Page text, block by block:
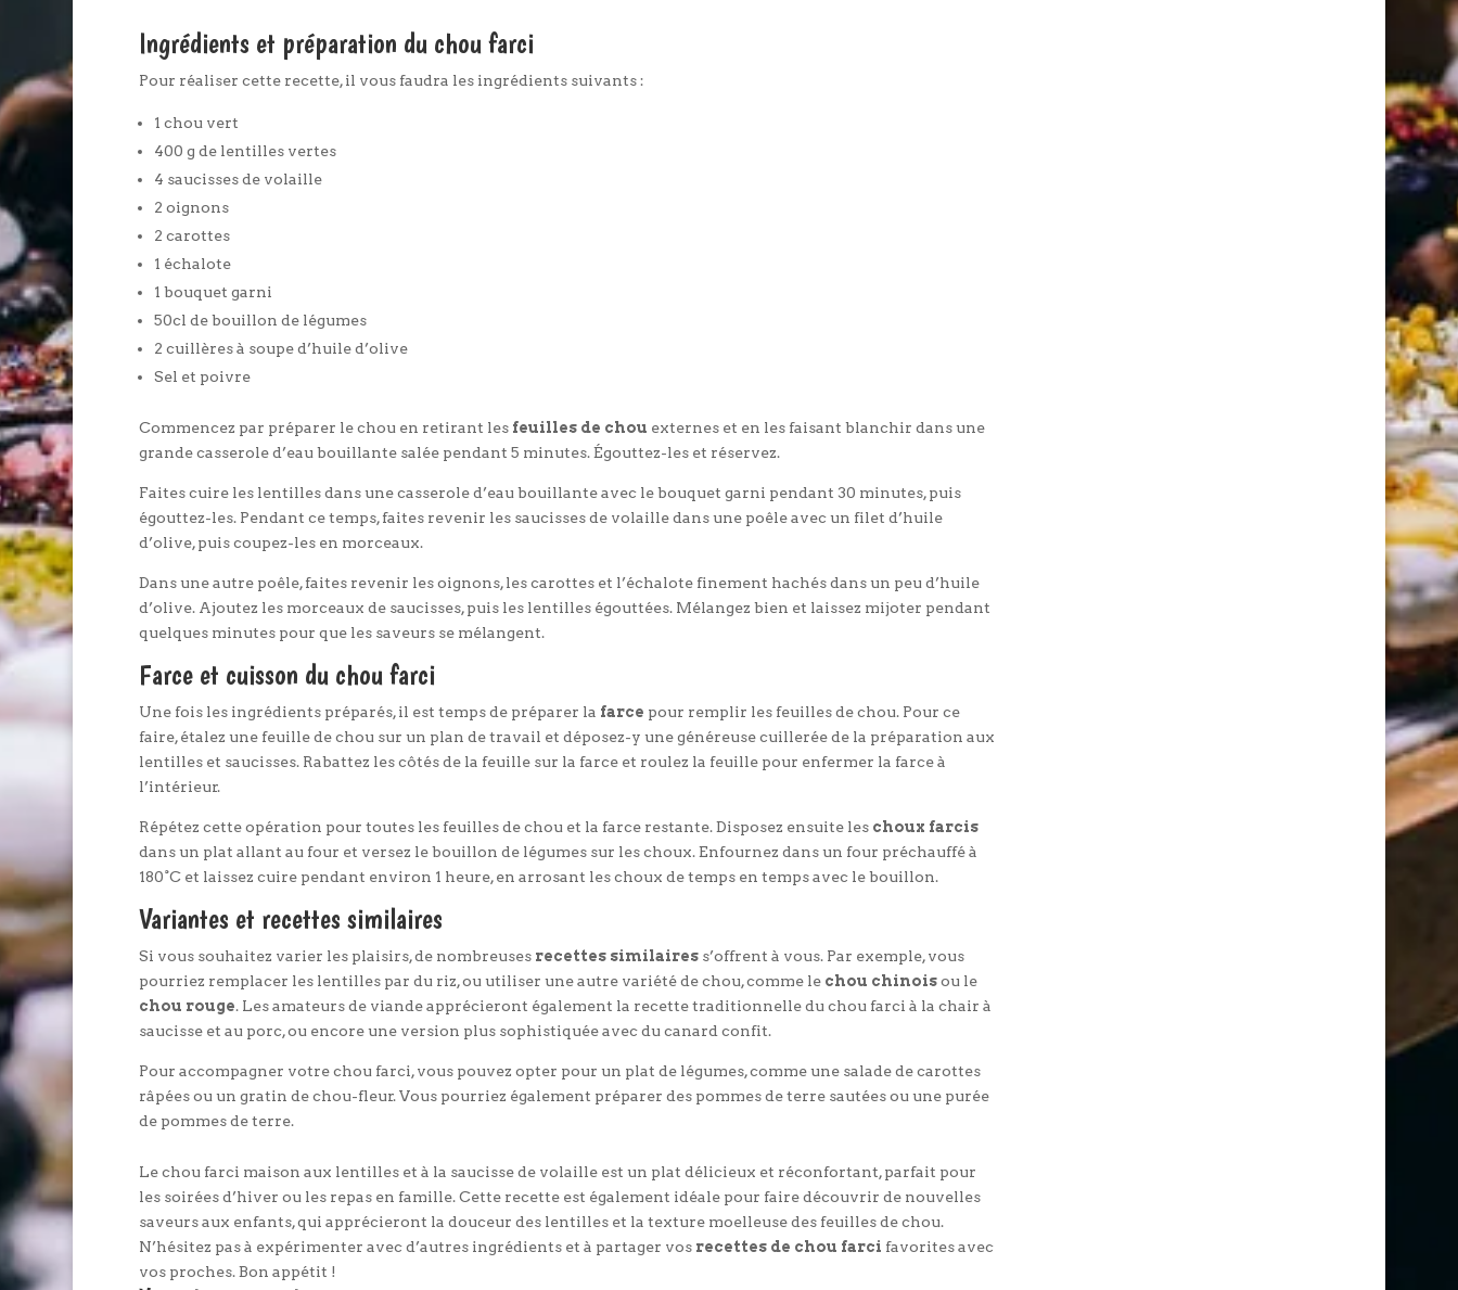
Ingrédients et préparation du chou farci
Pour réaliser cette recette, il vous faudra les ingrédients suivants :
1 chou vert
400 g de lentilles vertes
4 saucisses de volaille
2 oignons
2 carottes
1 échalote
1 bouquet garni
50cl de bouillon de légumes
2 cuillères à soupe d’huile d’olive
Sel et poivre
Commencez par préparer le chou en retirant les feuilles de chou externes et en les faisant blanchir dans une
grande casserole d’eau bouillante salée pendant 5 minutes. Égouttez-les et réservez.
Faites cuire les lentilles dans une casserole d’eau bouillante avec le bouquet garni pendant 30 minutes, puis
égouttez-les. Pendant ce temps, faites revenir les saucisses de volaille dans une poêle avec un filet d’huile
d’olive, puis coupez-les en morceaux.
Dans une autre poêle, faites revenir les oignons, les carottes et l’échalote finement hachés dans un peu d’huile
d’olive. Ajoutez les morceaux de saucisses, puis les lentilles égouttées. Mélangez bien et laissez mijoter pendant
quelques minutes pour que les saveurs se mélangent.
Farce et cuisson du chou farci
Une fois les ingrédients préparés, il est temps de préparer la farce pour remplir les feuilles de chou. Pour ce
faire, étalez une feuille de chou sur un plan de travail et déposez-y une généreuse cuillerée de la préparation aux
lentilles et saucisses. Rabattez les côtés de la feuille sur la farce et roulez la feuille pour enfermer la farce à
l’intérieur.
Répétez cette opération pour toutes les feuilles de chou et la farce restante. Disposez ensuite les choux farcis
dans un plat allant au four et versez le bouillon de légumes sur les choux. Enfournez dans un four préchauffé à
180°C et laissez cuire pendant environ 1 heure, en arrosant les choux de temps en temps avec le bouillon.
Variantes et recettes similaires
Si vous souhaitez varier les plaisirs, de nombreuses recettes similairess’offrent à vous. Par exemple, vous
pourriez remplacer les lentilles par du riz, ou utiliser une autre variété de chou, comme le chou chinoisou le
chou rouge. Les amateurs de viande apprécieront également la recette traditionnelle du chou farci à la chair à
saucisse et au porc, ou encore une version plus sophistiquée avec du canard confit.
Pour accompagner votre chou farci, vous pouvez opter pour un plat de légumes, comme une salade de carottes
râpées ou un gratin de chou-fleur. Vous pourriez également préparer des pommes de terre sautées ou une purée
de pommes de terre.
Le chou farci maison aux lentilles et à la saucisse de volaille est un plat délicieux et réconfortant, parfait pour
les soirées d’hiver ou les repas en famille. Cette recette est également idéale pour faire découvrir de nouvelles
saveurs aux enfants, qui apprécieront la douceur des lentilles et la texture moelleuse des feuilles de chou.
N’hésitez pas à expérimenter avec d’autres ingrédients et à partager vos recettes de chou farci favorites avec
vos proches. Bon appétit !